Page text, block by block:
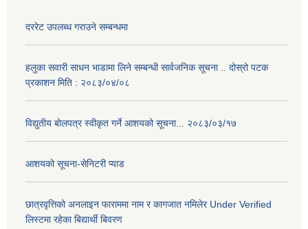
दररेट उपलब्ध गराउने सम्बन्धमा
हलुका सवारी साधन भाडामा लिने सम्बन्धी सार्वजनिक सूचना .. दोस्रो पटक
प्रकाशन मिति : २०८३/०४/०८
विद्युतीय बोलपत्र स्वीकृत गर्ने आशयको सूचना... २०८३/०३/१७
आशयको सूचना-सेनिटरी प्याड
छात्रवृत्तिको अनलाइन फाराममा नाम र कागजात नमिलेर Under Verified
लिस्टमा रहेका बिद्यार्थी बिवरण